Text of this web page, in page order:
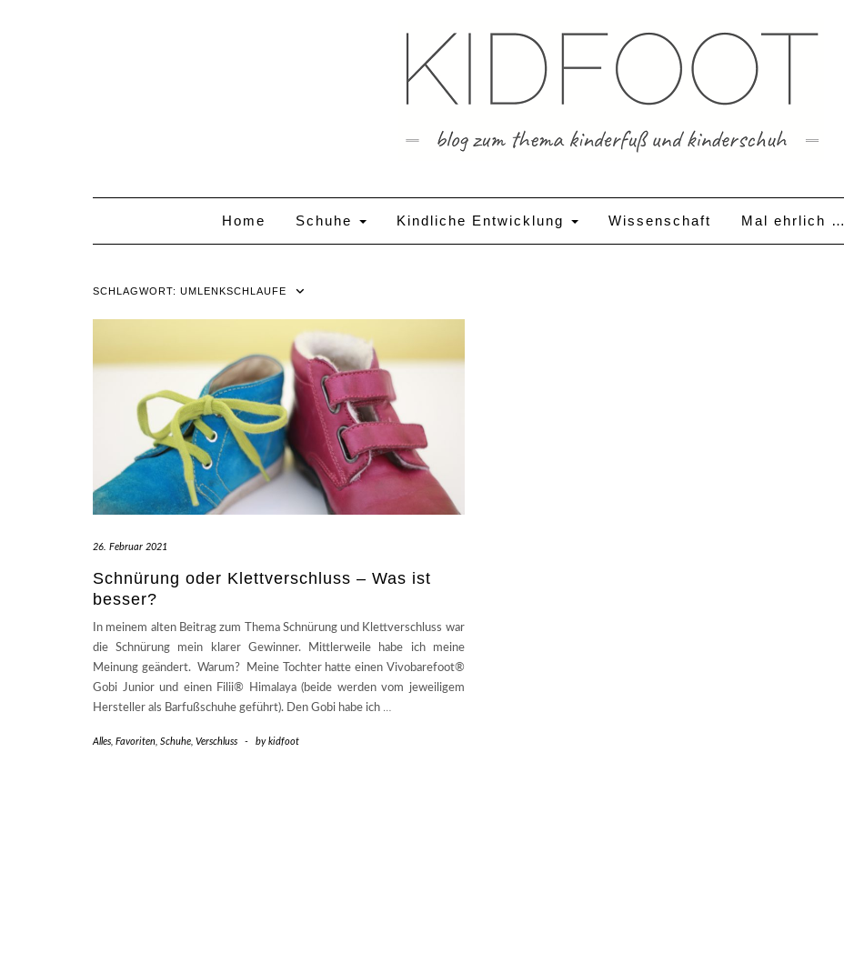
Home Schuhe Kindliche Entwicklung Wissenschaft Mal ehrlich …
SCHLAGWORT: UMLENKSCHLAUFE
26. Februar 2021
Schnürung oder Klettverschluss – Was ist
besser?
In meinem alten Beitrag zum Thema Schnürung und Klettverschluss war
die Schnürung mein klarer Gewinner. Mittlerweile habe ich meine
Meinung geändert. Warum? Meine Tochter hatte einen Vivobarefoot®
Gobi Junior und einen Filii® Himalaya (beide werden vom jeweiligem
Hersteller als Barfußschuhe geführt). Den Gobi habe ich …
Alles Favoriten Schuhe Verschluss - bykidfoot